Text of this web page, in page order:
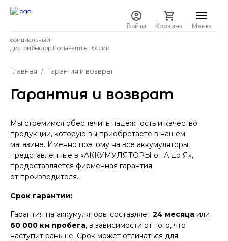
официальный
дистрибьютор PodiaFarm в России
Меню
Войти Корзина
Главная Гарантия и возврат
Гарантия и возврат
Мы стремимся обеспечить надежность и качество
продукции, которую вы приобретаете в нашем
магазине. Именно поэтому на все аккумуляторы,
представленные в «АККУМУЛЯТОРЫ от А до Я»,
предоставляется фирменная гарантия
от производителя.
Срок гарантии:
Гарантия на аккумуляторы составляет 24 месяца или
60 000 км пробега, в зависимости от того, что
наступит раньше. Срок может отличаться для